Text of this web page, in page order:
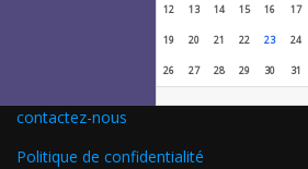
12 13 14 15 16 17
19 20 21 22 23 24
26 27 28 29 30 31
contactez-nous
Politique de confidentialité